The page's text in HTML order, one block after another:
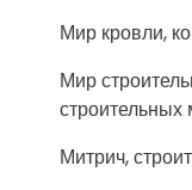
Мир кровли,
Мир
строительных
Митрич,